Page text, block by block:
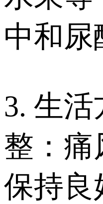
中和尿
3. 生活
整：痛
保持良